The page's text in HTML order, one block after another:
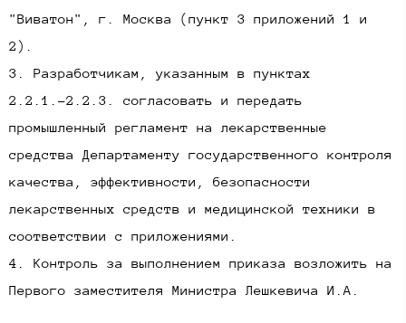
"Виватон", г. Москва (пункт 3 приложений 1 и
2).
3. Разработчикам, указанным в пунктах
2.2.1.-2.2.3. согласовать и передать
промышленный регламент на лекарственные
средства Департаменту государственного контроля
качества, эффективности, безопасности
лекарственных средств и медицинской техники в
соответствии с приложениями.
4. Контроль за выполнением приказа возложить на
Первого заместителя Министра Лешкевича И.А.​